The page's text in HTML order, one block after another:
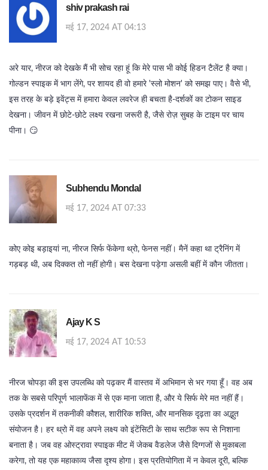
shiv prakash rai
मई 17, 2024 AT 04:13
अरे यार, नीरज को देखके मैं भी सोच रहा हूं कि मेरे पास भी कोई हिडन टैलेंट है क्या।
गोल्डन स्पाइक में भाग लेंगे, पर शायद ही वो हमारे 'स्लो मोशन' को समझ पाए। वैसे भी,
इस तरह के बड़े इवेंट्स में हमारा केवल लवरेज ही बचता है-दर्शकों का टोकन साइड
देखना। जीवन में छोटे‑छोटे लक्ष्य रखना जरूरी है, जैसे रोज़ सुबह के टाइम पर चाय
पीना। 😏
Subhendu Mondal
मई 17, 2024 AT 07:33
कोए कोइ बड़ाइयां ना, नीरज सिर्फ फेंकेगा थ्रो, फेनस नहीं। मैनें कहा था ट्रैनिंग में
गड़बड़ थी, अब दिक्कत तो नहीं होगी। बस देखना पड़ेगा असली बहीं में कौन जीतता।
Ajay K S
मई 17, 2024 AT 10:53
नीरज चोपड़ा की इस उपलब्धि को पढ़कर मैं वास्तव में अभिमान से भर गया हूँ। वह अब
तक के सबसे परिपूर्ण भालाफेंक में से एक माना जाता है, और ये सिर्फ मेरे मत नहीं हैं।
उसके प्रदर्शन में तकनीकी कौशल, शारीरिक शक्ति, और मानसिक दृढ़ता का अद्भुत
संयोजन है। हर थ्रो में वह अपने लक्ष्य को इंटेंसिटी के साथ सटीक रूप से निशाना
बनाता है। जब वह ओस्ट्रावा स्पाइक मीट में जेकब वैडलेज जैसे दिग्गजों से मुकाबला
करेगा, तो यह एक महाकाव्य जैसा दृश्य होगा। इस प्रतियोगिता में न केवल दूरी, बल्कि